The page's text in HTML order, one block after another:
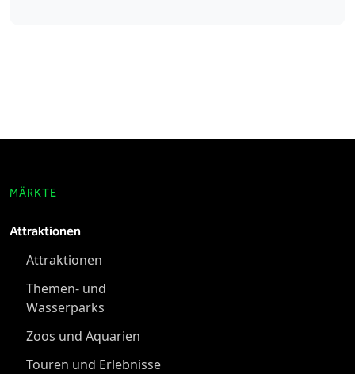
MÄRKTE
Attraktionen
Attraktionen
Themen- und
Wasserparks
Zoos und Aquarien
Touren und Erlebnisse